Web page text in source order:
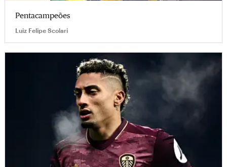
Pentacampeões
Luiz Felipe Scolari